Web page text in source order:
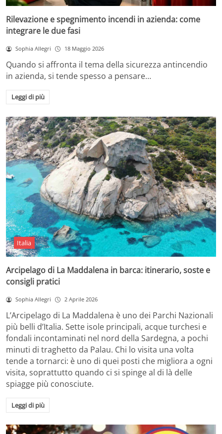
Rilevazione e spegnimento incendi in azienda: come
integrare le due fasi
Sophia Allegri 18 Maggio 2026
Quando si affronta il tema della sicurezza antincendio
in azienda, si tende spesso a pensare…
Leggi di più
Italia
Arcipelago di La Maddalena in barca: itinerario, soste e
consigli pratici
Sophia Allegri 2 Aprile 2026
L’Arcipelago di La Maddalena è uno dei Parchi Nazionali
più belli d’Italia. Sette isole principali, acque turchesi e
fondali incontaminati nel nord della Sardegna, a pochi
minuti di traghetto da Palau. Chi lo visita una volta
tende a tornarci: è uno di quei posti che migliora a ogni
visita, soprattutto quando ci si spinge al di là delle
spiagge più conosciute.
Leggi di più